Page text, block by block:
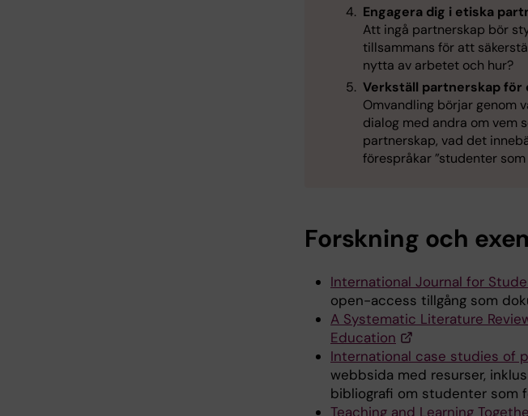
Engagera dig i etiska
Att ingå partnerskap bör
tillsammans för att
nytta av arbetet och hur?
Verkställ partnerskap för
Omvandling börjar genom
dialog med andra om vem
partnerskap, vad det
förespråkar ”studenter
Forskning och
International Journal for
open-access tillgång som
A Systematic Literature
Education
International case studies of
webbsida med resurser,
bibliografi om studenter som
Teaching and Learning